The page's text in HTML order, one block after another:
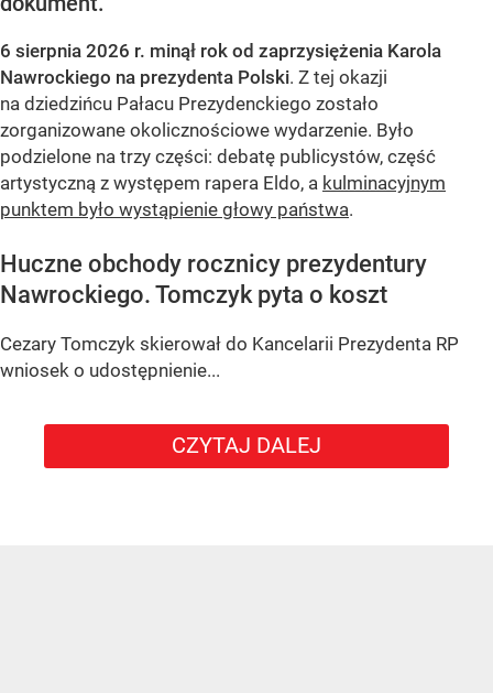
6 sierpnia 2026 r. minął rok od zaprzysiężenia Karola
Nawrockiego na prezydenta Polski. Z tej okazji
na dziedzińcu Pałacu Prezydenckiego zostało
zorganizowane okolicznościowe wydarzenie. Było
podzielone na trzy części: debatę publicystów, część
artystyczną z występem rapera Eldo, a kulminacyjnym
punktem było wystąpienie głowy państwa.
Huczne obchody rocznicy prezydentury
Nawrockiego. Tomczyk pyta o koszt
Cezary Tomczyk skierował do Kancelarii Prezydenta RP
wniosek o udostępnienie...
CZYTAJ DALEJ